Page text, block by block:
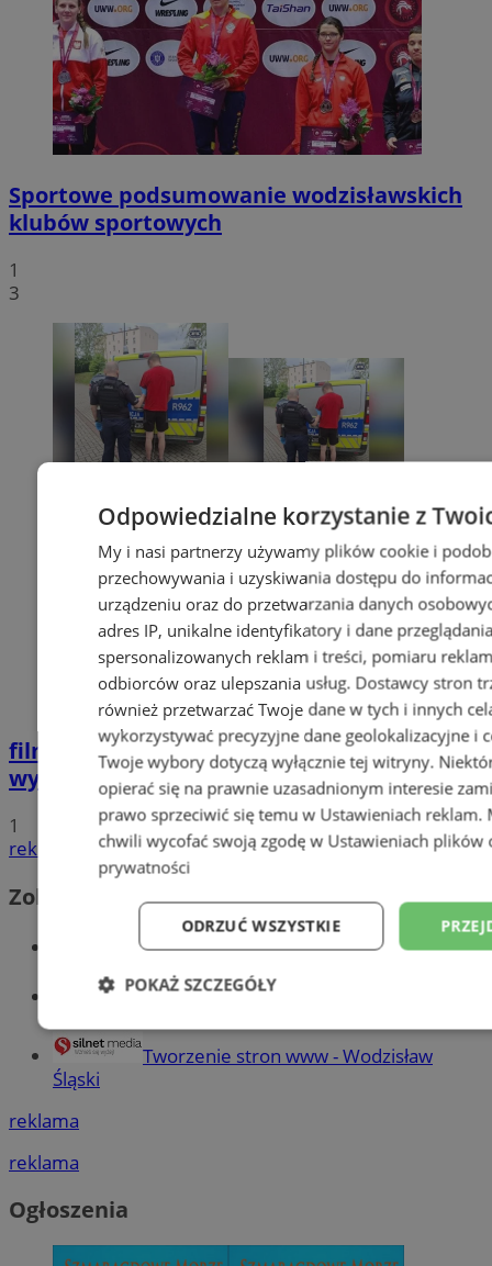
Sportowe podsumowanie wodzisławskich
klubów sportowych
1
3
film
Potrącił seniorkę i uciekł z miejsca
wypadku. 20-latek trafił do aresztu
1
reklama
Zobacz również
Wiadomości kryminalne w Wodzisławiu
Wiadomości lokalne
Tworzenie stron www - Wodzisław
Śląski
reklama
reklama
Ogłoszenia
Odpowiedzialne korzystanie z
My i nasi partnerzy używamy plików cookie i
przechowywania i uzyskiwania dostępu do
urządzeniu oraz do przetwarzania danych
adres IP, unikalne identyfikatory i dane
spersonalizowanych reklam i treści, pomiaru
odbiorców oraz ulepszania usług. Dostawcy stron
również przetwarzać Twoje dane w tych i innych
wykorzystywać precyzyjne dane geolokalizacyjne i
Twoje wybory dotyczą wyłącznie tej witryny.
opierać się na prawnie uzasadnionym interesie
prawo sprzeciwić się temu w Ustawieniach reklam.
chwili wycofać swoją zgodę w Ustawieniach plików
prywatności
ODRZUĆ WSZYSTKIE
POKAŻ SZCZEGÓŁY
Niezbędne Wydajność